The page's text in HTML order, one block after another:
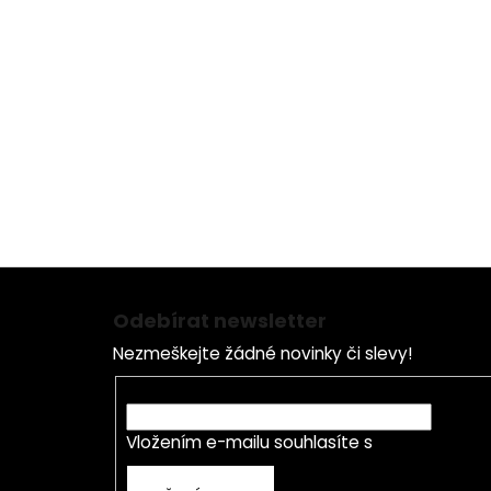
Z
Odebírat newsletter
Nezmeškejte žádné novinky či slevy!
Vložením e-mailu souhlasíte s